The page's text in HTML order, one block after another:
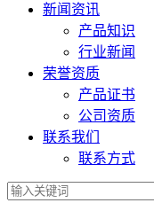
新闻资讯
产品知识
行业新闻
荣誉资质
产品证书
公司资质
联系我们
联系方式